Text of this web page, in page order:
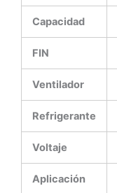
Capacidad
FIN
Ventilador
Refrigerante
Voltaje
Aplicación